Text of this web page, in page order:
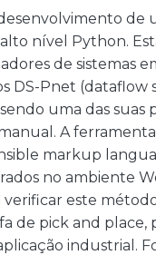
nível Python.
de sistemas
DS-Pnet (dataflow
uma das
A
markup
no ambiente
verificar este
de pick and place,
industrial.